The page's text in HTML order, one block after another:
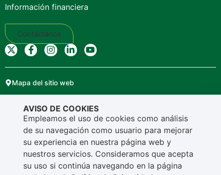
Información financiera
Contáctanos
Mapa del sitio web
Copyright © Ensa. Todos los derechos reservados.
Política de privacidad
AVISO DE COOKIES
Empleamos el uso de cookies como análisis
de su navegación como usuario para mejorar
su experiencia en nuestra página web y
nuestros servicios. Consideramos que acepta
su uso si continúa navegando en la página